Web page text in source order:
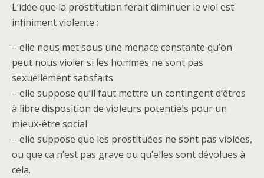
L’idée que la prostitution ferait diminuer le viol est
infiniment violente :
– elle nous met sous une menace constante qu’on
peut nous violer si les hommes ne sont pas
sexuellement satisfaits
– elle suppose qu’il faut mettre un contingent d’êtres
à libre disposition de violeurs potentiels pour un
mieux-être social
– elle suppose que les prostituées ne sont pas violées,
ou que ca n’est pas grave ou qu’elles sont dévolues à
cela.